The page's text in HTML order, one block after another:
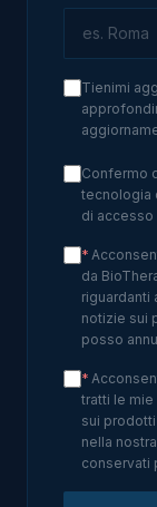
Tienimi
Confermo
tecnologia
di accesso
*
da
riguardanti
notizie sui
posso
*
tratti le
sui
nella nostra
conservati